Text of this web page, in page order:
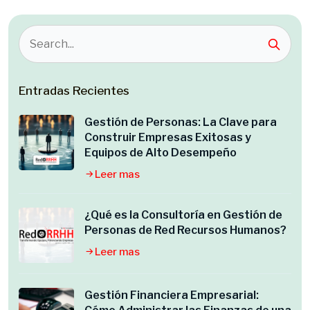
Entradas Recientes
Gestión de Personas: La Clave para
Construir Empresas Exitosas y
Equipos de Alto Desempeño
Leer mas
¿Qué es la Consultoría en Gestión de
Personas de Red Recursos Humanos?
Leer mas
Gestión Financiera Empresarial: